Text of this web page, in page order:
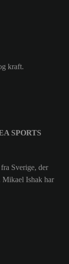
kraft.
SPORTS
Sverige, der
Ishak har